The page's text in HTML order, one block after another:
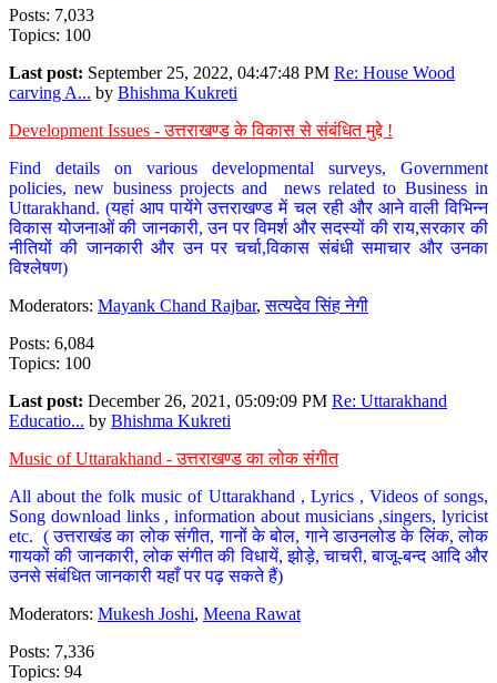
Posts: 7,033
Topics: 100
Last post: September 25, 2022, 04:47:48 PM Re: House Wood
carving A... by Bhishma Kukreti
Development Issues - उत्तराखण्ड के विकास से संबंधित मुद्दे !
Find details on various developmental surveys, Government
policies, new business projects and news related to Business in
Uttarakhand. (यहां आप पायेंगे उत्तराखण्ड में चल रही और आने वाली विभिन्न
विकास योजनाओं की जानकारी, उन पर विमर्श और सदस्यों की राय,सरकार की
नीतियों की जानकारी और उन पर चर्चा,विकास संबंधी समाचार और उनका
विश्लेषण)
Moderators: Mayank Chand Rajbar,सत्यदेव सिंह नेगी
Posts: 6,084
Topics: 100
Last post: December 26, 2021, 05:09:09 PM Re: Uttarakhand
Educatio... by Bhishma Kukreti
Music of Uttarakhand - उत्तराखण्ड का लोक संगीत
All about the folk music of Uttarakhand , Lyrics , Videos of songs,
Song download links , information about musicians ,singers, lyricist
etc. ( उत्तराखंड का लोक संगीत, गानों के बोल, गाने डाउनलोड के लिंक, लोक
गायकों की जानकारी, लोक संगीत की विधायें, झोड़े, चाचरी, बाजू-बन्द आदि और
उनसे संबंधित जानकारी यहाँ पर पढ़ सकते हैं)
Moderators: Mukesh Joshi, Meena Rawat
Posts: 7,336
Topics: 94